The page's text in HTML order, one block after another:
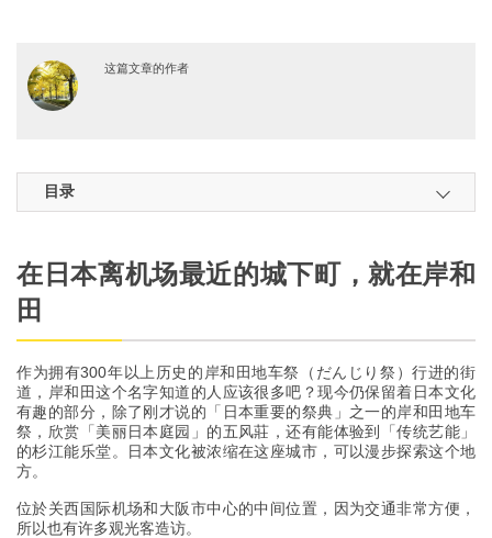
这篇文章的作者
目录
在日本离机场最近的城下町，就在岸和
田
作为拥有300年以上历史的岸和田地车祭（だんじり祭）行进的街
道，岸和田这个名字知道的人应该很多吧？现今仍保留着日本文化
有趣的部分，除了刚才说的「日本重要的祭典」之一的岸和田地车
祭，欣赏「美丽日本庭园」的五风莊，还有能体验到「传统艺能」
的杉江能乐堂。日本文化被浓缩在这座城市，可以漫步探索这个地
方。
位於关西国际机场和大阪市中心的中间位置，因为交通非常方便，
所以也有许多观光客造访。